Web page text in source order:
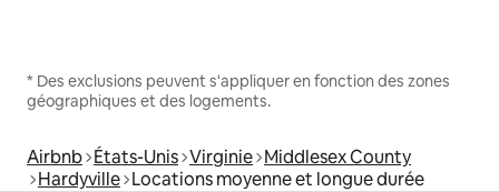
* Des exclusions peuvent s'appliquer en fonction des zones
géographiques et des logements.
Airbnb États-Unis Virginie Middlesex County
Hardyville Locations moyenne et longue durée